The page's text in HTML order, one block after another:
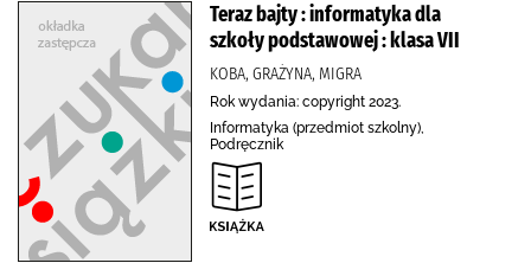
Teraz bajty : informatyka dla
szkoły podstawowej : klasa VII
KOBA, GRAŻYNA, MIGRA
Rok wydania: copyright 2023.
Informatyka (przedmiot szkolny),
Podręcznik